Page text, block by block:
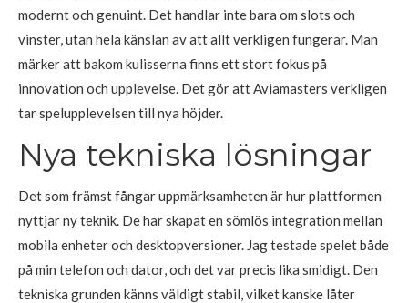
modernt och genuint. Det handlar inte bara om slots och
vinster, utan hela känslan av att allt verkligen fungerar. Man
märker att bakom kulisserna finns ett stort fokus på
innovation och upplevelse. Det gör att Aviamasters verkligen
tar spelupplevelsen till nya höjder.
Nya tekniska lösningar
Det som främst fångar uppmärksamheten är hur plattformen
nyttjar ny teknik. De har skapat en sömlös integration mellan
mobila enheter och desktopversioner. Jag testade spelet både
på min telefon och dator, och det var precis lika smidigt. Den
tekniska grunden känns väldigt stabil, vilket kanske låter